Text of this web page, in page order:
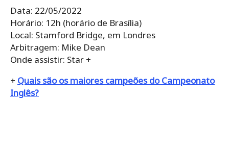
Data: 22/05/2022
Horário: 12h (horário de Brasília)
Local: Stamford Bridge, em Londres
Arbitragem: Mike Dean
Onde assistir: Star +
+ Quais são os maiores campeões do Campeonato
Inglês?